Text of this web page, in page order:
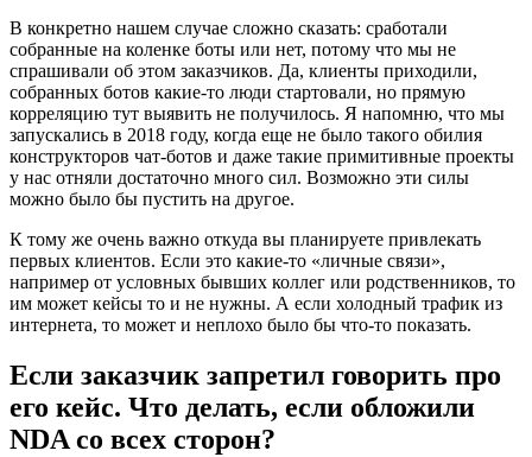
В конкретно нашем случае сложно сказать: сработали
собранные на коленке боты или нет, потому что мы не
спрашивали об этом заказчиков. Да, клиенты приходили,
собранных ботов какие-то люди стартовали, но прямую
корреляцию тут выявить не получилось. Я напомню, что мы
запускались в 2018 году, когда еще не было такого обилия
конструкторов чат-ботов и даже такие примитивные проекты
у нас отняли достаточно много сил. Возможно эти силы
можно было бы пустить на другое.
К тому же очень важно откуда вы планируете привлекать
первых клиентов. Если это какие-то «личные связи»,
например от условных бывших коллег или родственников, то
им может кейсы то и не нужны. А если холодный трафик из
интернета, то может и неплохо было бы что-то показать.
Если заказчик запретил говорить про
его кейс. Что делать, если обложили
NDA со всех сторон?